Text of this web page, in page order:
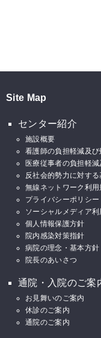
Site Map
センター紹介
施設概要
看護師の負担軽減及
医療従事者の負担軽
反社会的勢力に対す
無線ネットワーク利用
プライバシーポリシー
ソーシャルメディア
個人情報保護方針
院内感染対策指針
病院の理念・基本方針
院長のあいさつ
通院・入院のご案
お見舞いのご案内
休診のご案内
通院のご案内